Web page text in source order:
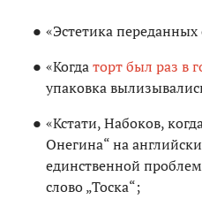
«Эстетика
«Когдаторт был раз в
упаковка
«Кстати, Набоков,
Онегина“ на
единственной
слово „Тоска“;